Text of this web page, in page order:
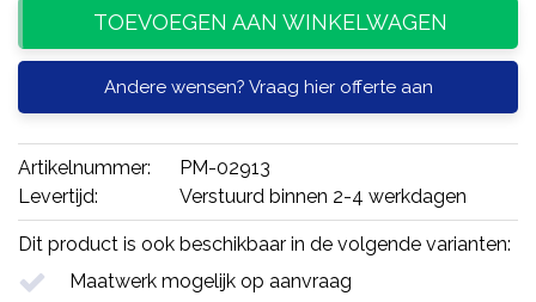
TOEVOEGEN AAN WINKELWAGEN
Andere wensen? Vraag hier offerte aan
Artikelnummer:
PM-02913
Levertijd:
Verstuurd binnen 2-4 werkdagen
Dit product is ook beschikbaar in de volgende varianten:
Maatwerk mogelijk op aanvraag